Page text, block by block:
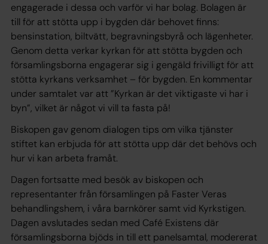
engagerade i dessa och varför vi har bolag. Bolagen är
till för att stötta upp i bygden där behovet finns:
bensinstation, biltvätt, begravningsbyrå och lägenheter.
Genom detta verkar kyrkan för att stötta bygden och
församlingsborna engagerar sig i gengäld frivilligt för att
stötta kyrkans verksamhet – för bygden. En kommentar
under samtalet var att ”Kyrkan är det viktigaste vi har i
byn”, vilket är något vi vill ta fasta på!
Biskopen gav genom dialogen tips om vilka tjänster
stiftet kan erbjuda för att stötta upp där det behövs och
hur vi kan arbeta framåt.
Dagen fortsatte med besök av biskopen och
representanter från församlingen på Faster Veras
behandlingshem, i våra barnkörer samt vid Kyrkstigen.
Dagen avslutades sedan med Café Existens där
församlingsborna bjöds in till ett panelsamtal, modererat